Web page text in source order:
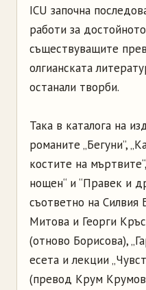
ICU започна
работи за
съществуващите
олгианската
останали творби.
Така в каталога на
романите „Бегуни”,
костите на
нощен“ и “Правек и
съответно на Силвия
Митова и Георги
(отново Борисова),
есета и лекции
(превод Крум